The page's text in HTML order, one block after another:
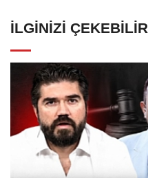
İLGINIZI ÇEKEBILIR